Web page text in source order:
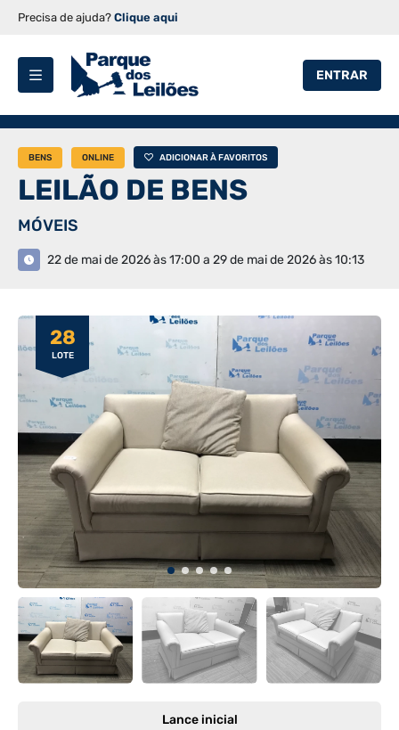
Precisa de ajuda? Clique aqui
ENTRAR
BENS ONLINE ADICIONAR À FAVORITOS
LEILÃO DE BENS
MÓVEIS
22 de mai de 2026 às 17:00 a 29 de mai de 2026 às 10:13
28
LOTE
Lance inicial